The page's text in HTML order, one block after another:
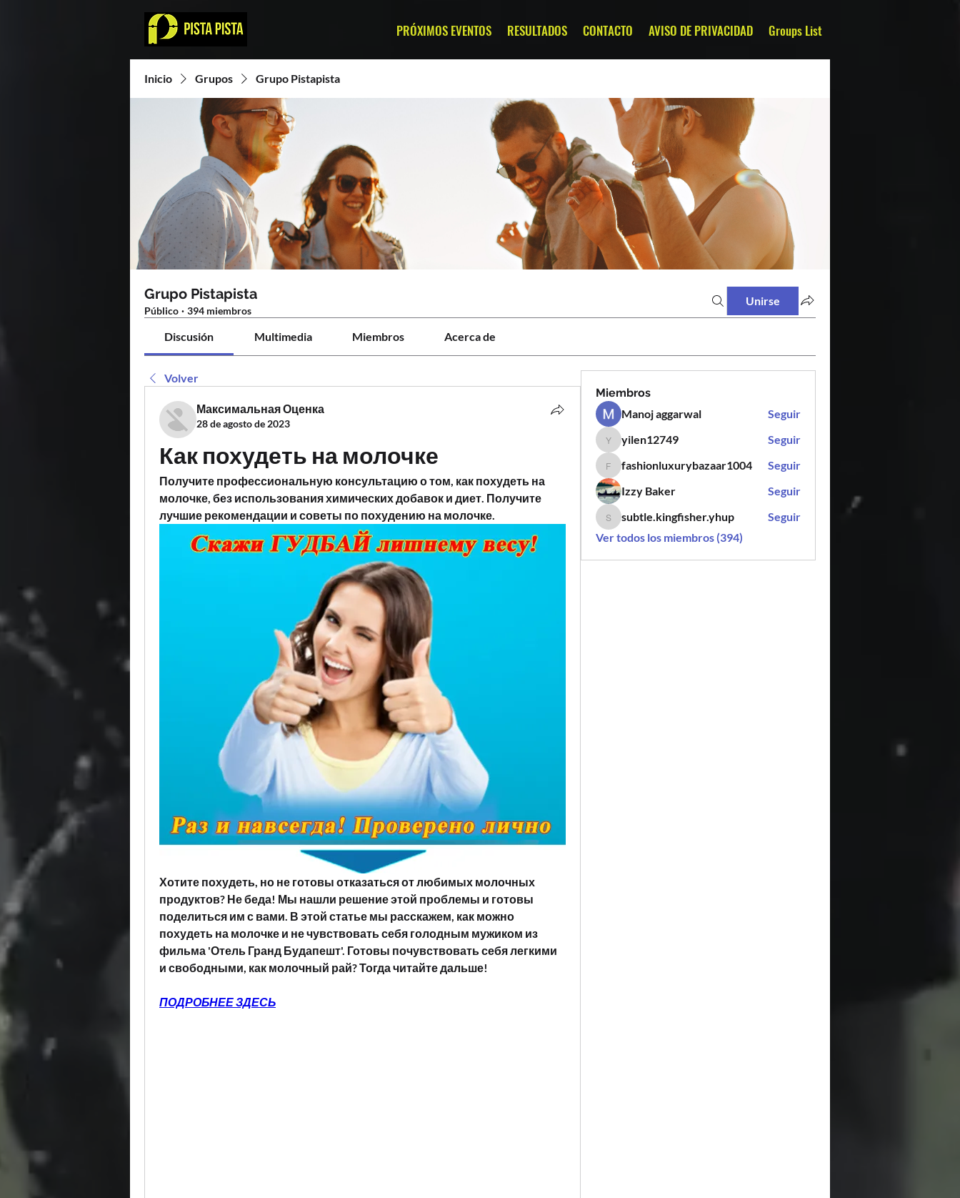
PRÓXIMOS EVENTOS RESULTADOS CONTACTO AVISO DE PRIVACIDAD Groups List
Inicio Grupos Grupo Pistapista
Grupo Pistapista
Público · 394 miembros
Unirse
Discusión Multimedia Miembros Acerca de
Volver
Максимальная Оценка
28 de agosto de 2023
Как похудеть на молочке
Получите профессиональную консультацию о том, как похудеть на
молочке, без использования химических добавок и диет. Получите
лучшие рекомендации и советы по похудению на молочке.
Хотите похудеть, но не готовы отказаться от любимых молочных
продуктов? Не беда! Мы нашли решение этой проблемы и готовы
поделиться им с вами. В этой статье мы расскажем, как можно
похудеть на молочке и не чувствовать себя голодным мужиком из
фильма 'Отель Гранд Будапешт'. Готовы почувствовать себя легкими
и свободными, как молочный рай? Тогда читайте дальше!
ПОДРОБНЕЕ ЗДЕСЬ
Miembros
Manoj aggarwal
Seguir
yilen12749
yilen12749 Seguir
fashionluxurybazaar1004
fashionluxurybazaar1004
Seguir
Izzy Baker
Seguir
subtle.kingfisher.yhup
subtle.kingfisher.yhup
Seguir
Ver todos los miembros (394)